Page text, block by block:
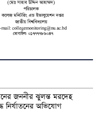
জননীর ঝুলন্ত মরদেহ
নির্যাতনের অভিযোগ